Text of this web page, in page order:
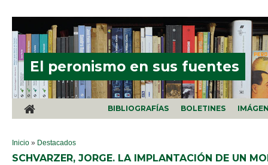
El peronismo en sus fuentes
BIBLIOGRAFÍAS BOLETINES
SE ENCUENTRA USTED AQUÍ
Inicio » Destacados
SCHVARZER, JORGE. LA IMPLANTACIÓN DE UN